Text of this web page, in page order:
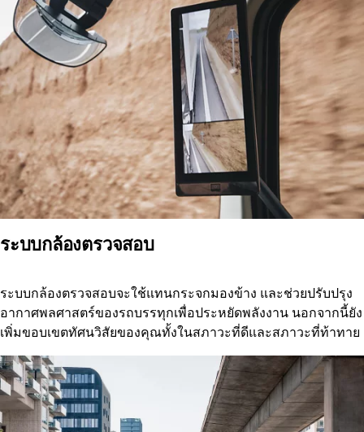
ระบบกล้องตรวจสอบ
ระบบกล้องตรวจสอบจะใช้แทนกระจกมองข้าง และช่วยปรับปรุง
อากาศพลศาสตร์ของรถบรรทุกเพื่อประหยัดพลังงาน นอกจากนี้ยัง
เพิ่มขอบเขตทัศนวิสัยของคุณทั้งในสภาวะที่ดีและสภาวะที่ท้าทาย